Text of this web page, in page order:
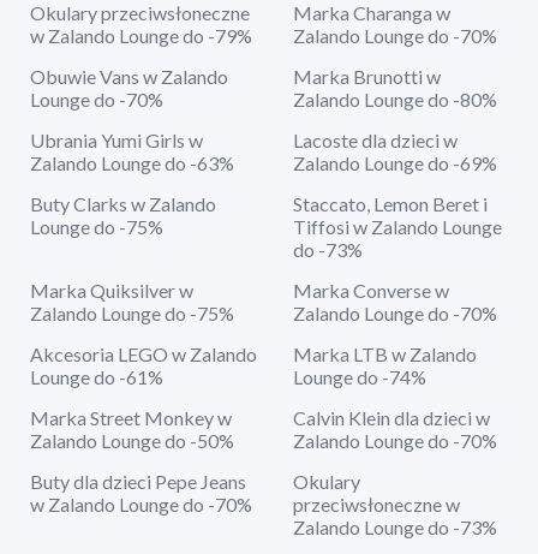
Okulary przeciwsłoneczne
w Zalando Lounge do -79%
Marka Charanga w
Zalando Lounge do -70%
Obuwie Vans w Zalando
Lounge do -70%
Marka Brunotti w
Zalando Lounge do -80%
Ubrania Yumi Girls w
Zalando Lounge do -63%
Lacoste dla dzieci w
Zalando Lounge do -69%
Buty Clarks w Zalando
Lounge do -75%
Staccato, Lemon Beret i
Tiffosi w Zalando Lounge
do -73%
Marka Quiksilver w
Zalando Lounge do -75%
Marka Converse w
Zalando Lounge do -70%
Akcesoria LEGO w Zalando
Lounge do -61%
Marka LTB w Zalando
Lounge do -74%
Marka Street Monkey w
Zalando Lounge do -50%
Calvin Klein dla dzieci w
Zalando Lounge do -70%
Buty dla dzieci Pepe Jeans
w Zalando Lounge do -70%
Okulary
przeciwsłoneczne w
Zalando Lounge do -73%